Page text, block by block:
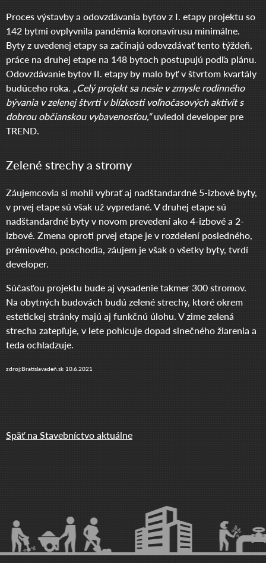
Proces výstavby a odovzdávania bytov z I. etapy projektu so
142 bytmi ovplyvnila pandémia koronavírusu minimálne.
Byty z uvedenej etapy sa začínajú odovzdávať tento týždeň,
práce na druhej etape na 148 bytoch postupujú podľa plánu.
Odovzdávanie bytov II. etapy by malo byť v štvrtom kvartály
budúceho roka. „Celý projekt sa nesie v zmysle rodinného
bývania v zelenej štvrti v blízkosti voľnočasových aktivít s
dobrou občianskou vybavenosťou,“uviedol developer pre
TREND.
Zelené strechy a stromy
Záujemcovia si mohli vybrať aj nadštandardné 5-izbové byty,
v prvej etape sú však už vypredané. V druhej etape sú
nadštandardné byty v novom prevedení ako 4-izbové a 2-
izbové. Zmena oproti prvej etape je v rozdelení posledného,
prémiového, poschodia, záujem je však o všetky byty, tvrdí
developer.
Súčasťou projektu bude aj vysadenie takmer 300 stromov.
Na obytných budovách budú zelené strechy, ktoré okrem
estetickej stránky majú aj funkčnú úlohu. V zime zelená
strecha zatepľuje, v lete pohlcuje dopad slnečného žiarenia a
teda ochladzuje.
zdroj:Bratislavadeň.sk 10.6.2021
Späť na Stavebníctvo aktuálne